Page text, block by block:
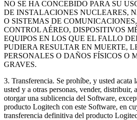
NO SE HA CONCEBIDO PARA SU
DE INSTALACIONES NUCLEARES,
O SISTEMAS DE
CONTROL AÉREO, DISPOSITIVOS
EQUIPOS EN LOS QUE EL FALLO
PUDIERA RESULTAR EN MUERTE,
PERSONALES O DAÑOS FÍSICOS O
GRAVES.
3. Transferencia. Se prohíbe, y usted acata
usted y a otras personas, vender, distribuir,
otorgar una sublicencia del Software,
producto Logitech con este Software, en
transferencia definitiva del producto